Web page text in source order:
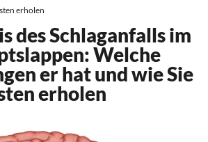
erholen
des Schlaganfalls im
Welche
er hat und wie Sie
erholen